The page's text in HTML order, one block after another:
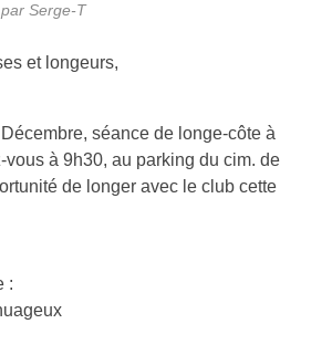
par Serge-T
et longeurs,
séance de longe-côte à
vous à 9h30, au parking du cim. de
de longer avec le club cette
: